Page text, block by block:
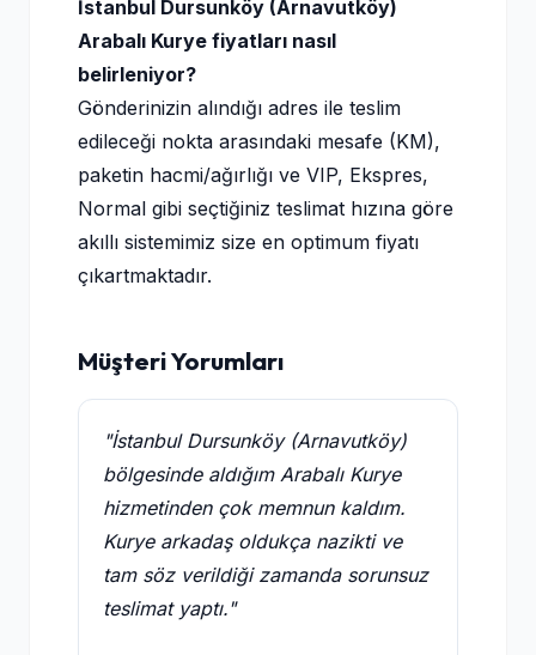
İstanbul Dursunköy (Arnavutköy)
Arabalı Kurye fiyatları nasıl
belirleniyor?
Gönderinizin alındığı adres ile teslim
edileceği nokta arasındaki mesafe (KM),
paketin hacmi/ağırlığı ve VIP, Ekspres,
Normal gibi seçtiğiniz teslimat hızına göre
akıllı sistemimiz size en optimum fiyatı
çıkartmaktadır.
Müşteri Yorumları
"İstanbul Dursunköy (Arnavutköy)
bölgesinde aldığım Arabalı Kurye
hizmetinden çok memnun kaldım.
Kurye arkadaş oldukça nazikti ve
tam söz verildiği zamanda sorunsuz
teslimat yaptı."